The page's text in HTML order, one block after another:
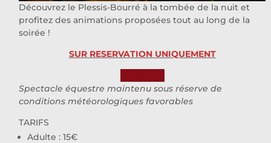
Découvrez le Plessis-Bourré à la tombée de la nuit et
profitez des animations proposées tout au long de la
soirée !
SUR RESERVATION UNIQUEMENT
Spectacle équestre maintenu sous réserve de
conditions météorologiques favorables
TARIFS
Adulte : 15€